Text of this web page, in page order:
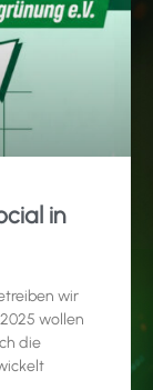
in
wir
wollen
die